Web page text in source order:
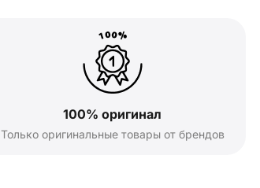
100% оригинал
Только оригинальные товары от брендов